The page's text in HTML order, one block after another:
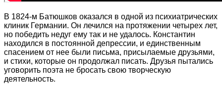
В 1824-м Батюшков оказался в одной из психиатрических
клиник Германии. Он лечился на протяжении четырех лет,
но победить недуг ему так и не удалось. Константин
находился в постоянной депрессии, и единственным
спасением от нее были письма, присылаемые друзьями,
и стихи, которые он продолжал писать. Друзья пытались
уговорить поэта не бросать свою творческую
деятельность.